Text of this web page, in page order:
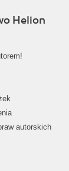
Helion
autorskich